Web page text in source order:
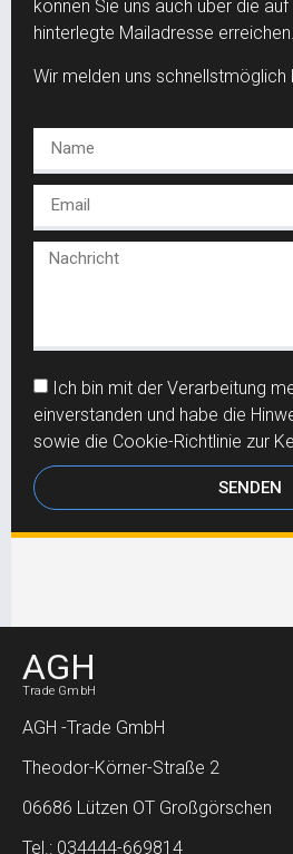
können Sie uns auch über die
hinterlegte Mailadresse erreichen.
Wir melden uns schnellstmöglich
Ich bin mit der Verarbeitung
einverstanden und habe die
sowie die Cookie-Richtlinie zur
SENDEN
AGH
Trade GmbH
AGH -Trade GmbH
Theodor-Körner-Straße 2
06686 Lützen OT Großgörschen
Tel.: 034444-669814